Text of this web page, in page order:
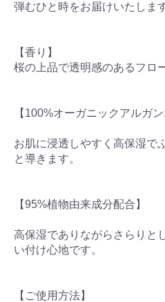
弾むひと時をお届けいたします
【香り】
桜の上品で透明感のあるフロ
【100%オーガニックアルガン
お肌に浸透しやすく高保湿で
と導きます。
【95%植物由来成分配合】
高保湿でありながらさらりと
い付け心地です。
【ご使用方法】